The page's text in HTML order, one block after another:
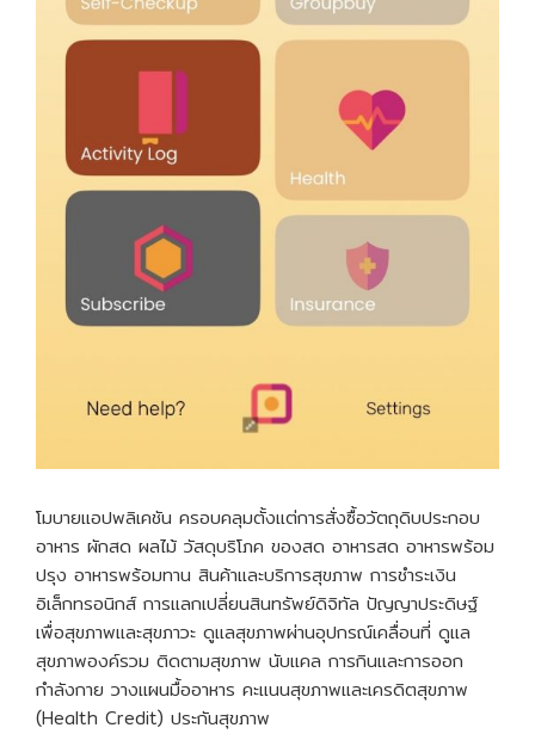
โมบายแอปพลิเคชัน ครอบคลุมตั้งแต่การสั่งซื้อวัตถุดิบประกอบ
อาหาร ผักสด ผลไม้ วัสดุบริโภค ของสด อาหารสด อาหารพร้อม
ปรุง อาหารพร้อมทาน สินค้าและบริการสุขภาพ การชำระเงิน
อิเล็กทรอนิกส์ การแลกเปลี่ยนสินทรัพย์ดิจิทัล ปัญญาประดิษฐ์
เพื่อสุขภาพและสุขภาวะ ดูแลสุขภาพผ่านอุปกรณ์เคลื่อนที่ ดูแล
สุขภาพองค์รวม ติดตามสุขภาพ นับแคล การกินและการออก
กำลังกาย วางแผนมื้ออาหาร คะแนนสุขภาพและเครดิตสุขภาพ
(Health Credit) ประกันสุขภาพ